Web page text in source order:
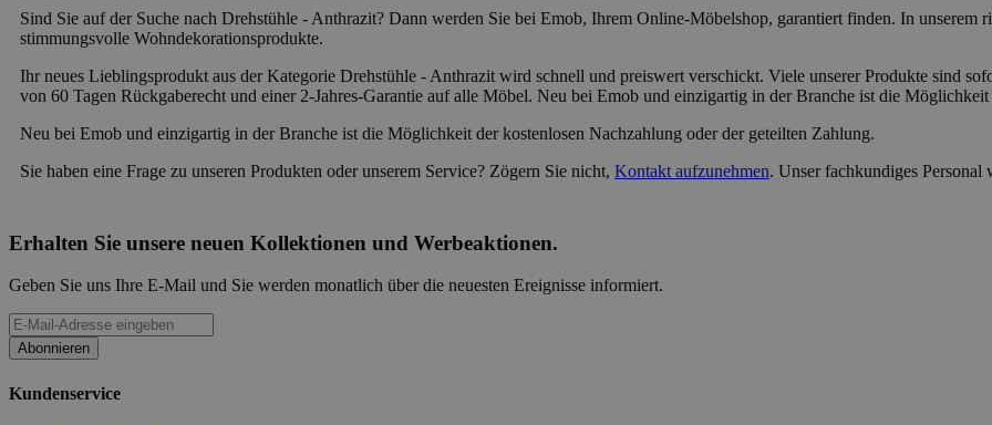
Sind Sie auf der Suche nach Drehstühle - Anthrazit? Dann werden Sie bei Emob, Ihrem Online-Möbelshop, garantiert finden. In unserem
stimmungsvolle Wohndekorationsprodukte.
Ihr neues Lieblingsprodukt aus der Kategorie Drehstühle - Anthrazit wird schnell und preiswert verschickt. Viele unserer Produkte sind
von 60 Tagen Rückgaberecht und einer 2-Jahres-Garantie auf alle Möbel. Neu bei Emob und einzigartig in der Branche ist die
Neu bei Emob und einzigartig in der Branche ist die Möglichkeit der kostenlosen Nachzahlung oder der geteilten Zahlung.
Sie haben eine Frage zu unseren Produkten oder unserem Service? Zögern Sie nicht, Kontakt aufzunehmen. Unser fachkundiges
Erhalten Sie unsere neuen Kollektionen und Werbeaktionen.
Geben Sie uns Ihre E-Mail und Sie werden monatlich über die neuesten Ereignisse informiert.
Abonnieren
Kundenservice